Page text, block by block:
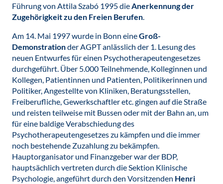
Führung von Attila Szabó 1995 dieAnerkennung der
Zugehörigkeit zu den Freien Berufen.
Am 14. Mai 1997 wurde in Bonn eineGroß-
Demonstrationder AGPT anlässlich der 1. Lesung des
neuen Entwurfes für einen Psychotherapeutengesetzes
durchgeführt. Über 5.000 Teilnehmende, Kolleginnen und
Kollegen, Patientinnen und Patienten, Politikerinnen und
Politiker, Angestellte von Kliniken, Beratungsstellen,
Freiberufliche, Gewerkschaftler etc. gingen auf die Straße
und reisten teilweise mit Bussen oder mit der Bahn an, um
für eine baldige Verabschiedung des
Psychotherapeutengesetzes zu kämpfen und die immer
noch bestehende Zuzahlung zu bekämpfen.
Hauptorganisator und Finanzgeber war der BDP,
hauptsächlich vertreten durch die Sektion Klinische
Psychologie, angeführt durch den Vorsitzenden Henri